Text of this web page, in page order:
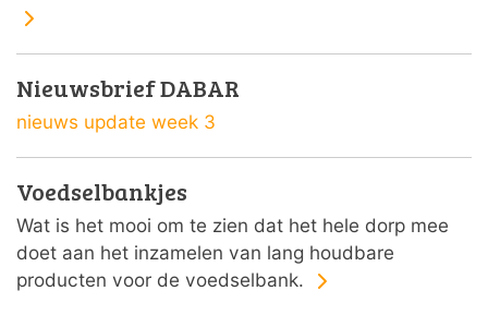
Nieuwsbrief DABAR
nieuws update week 3
Voedselbankjes
Wat is het mooi om te zien dat het hele dorp mee
doet aan het inzamelen van lang houdbare
producten voor de voedselbank.